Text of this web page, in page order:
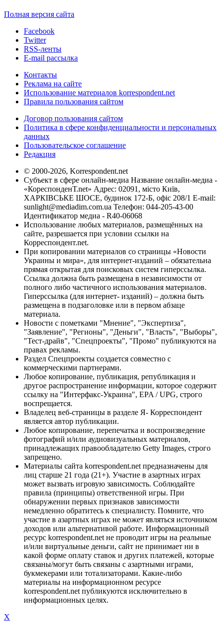
Полная версия сайта
Facebook
Twitter
RSS-ленты
E-mail рассылка
Контакты
Реклама на сайте
Использование материалов korrespondent.net
Правила пользования сайтом
Договор пользования сайтом
Политика в сфере конфиденциальности и персональных
данных
Пользовательское соглашение
Редакция
© 2000-2026, Korrespondent.net
Субъект в сфере онлайн-медиа Название онлайн-медиа -
«КореспонденТ.net» Адрес: 02091, місто Київ,
ХАРКІВСЬКЕ ШОСЕ, будинок 172-Б, офіс 208/1 E-mail:
sunlight@mediadim.com.ua Телефон: 044-205-43-00
Идентификатор медиа - R40-06068
Использование любых материалов, размещённых на
сайте, разрешается при условии ссылки на
Корреспондент.net.
При копировании материалов со страницы «Новости
Украины и мира», для интернет-изданий – обязательна
прямая открытая для поисковых систем гиперссылка.
Ссылка должна быть размещена в независимости от
полного либо частичного использования материалов.
Гиперссылка (для интернет- изданий) – должна быть
размещена в подзаголовке или в первом абзаце
материала.
Новости с пометками "Мнение", "Экспертиза",
"Заявление", "Регионы", "Деньги", "Власть", "Выборы",
"Тест-драйв", "Спецпроекты", "Промо" публикуются на
правах рекламы.
Раздел Спецпроекты создается совместно с
коммерческими партнерами.
Любое копирование, публикация, републикация и
другое распространение информации, которое содержит
ссылку на "Интерфакс-Украина", EPA / UPG, строго
воспрещается.
Владелец веб-страницы в разделе Я- Корреспондент
является автор публикации.
Любое копирование, перепечатка и воспроизведение
фотографий и/или аудиовизуальных материалов,
принадлежащих правообладателю Getty Images, строго
запрещено.
Материалы сайта korrespondent.net предназначены для
лиц старше 21 года (21+). Участие в азартных играх
может вызвать игровую зависимость. Соблюдайте
правила (принципы) ответственной игры. При
обнаружении первых признаков зависимости
немедленно обратитесь к специалисту. Помните, что
участие в азартных играх не может являться источником
доходов или альтернативой работе. Информационный
ресурс korrespondent.net не проводит игры на реальные
и/или виртуальные деньги, сайт не принимает ни в
какой форме оплату ставок и других платежей, которые
связаны/могут быть связаны с азартными играми,
букмекерами или тотализаторами. Какие-либо
материалы на информационном ресурсе
korrespondent.net публикуются исключительно в
информационных целях.
X